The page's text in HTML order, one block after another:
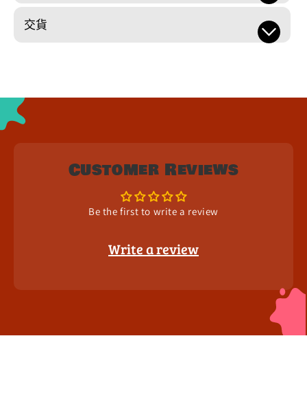
交貨
Customer Reviews
Be the first to write a review
Write a review